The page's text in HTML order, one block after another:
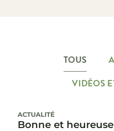
TOUS
VIDÉOS
ACTUALITÉ
Bonne et